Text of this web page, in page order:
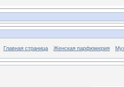
Главная страница Женская парфюмерия